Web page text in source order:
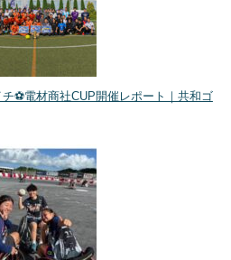
⚽電材商社CUP開催レポート｜共和ゴ